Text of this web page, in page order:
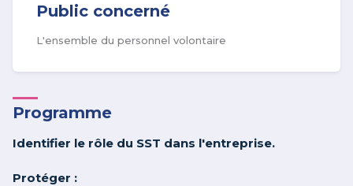
Public concerné
L'ensemble du personnel volontaire
Programme
Identifier le rôle du SST dans l'entreprise.
Protéger :